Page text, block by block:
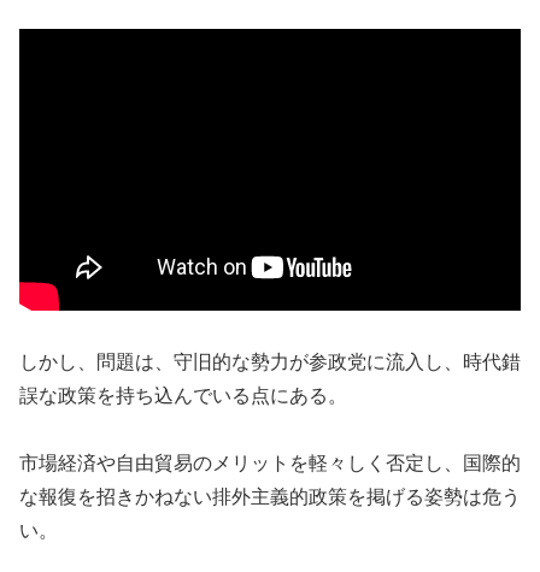
しかし、問題は、守旧的な勢力が参政党に流入し、時代錯
誤な政策を持ち込んでいる点にある。
市場経済や自由貿易のメリットを軽々しく否定し、国際的
な報復を招きかねない排外主義的政策を掲げる姿勢は危う
い。